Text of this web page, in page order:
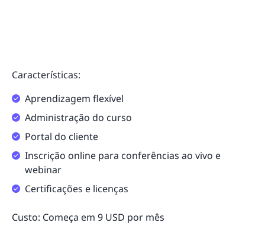
Características:
Aprendizagem flexível
Administração do curso
Portal do cliente
Inscrição online para conferências ao vivo e
webinar
Certificações e licenças
Custo: Começa em 9 USD por mês